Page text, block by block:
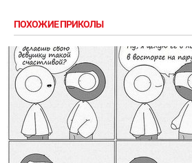
ПОХОЖИЕ ПРИКОЛЫ